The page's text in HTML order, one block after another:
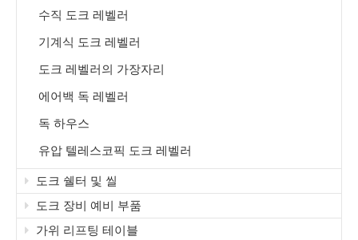
수직 도크 레벨러
기계식 도크 레벨러
도크 레벨러의 가장자리
에어백 독 레벨러
독 하우스
유압 텔레스코픽 도크 레벨러
도크 쉘터 및 씰
도크 장비 예비 부품
가위 리프팅 테이블